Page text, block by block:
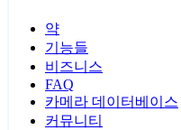
약
기능들
비즈니스
FAQ
카메라 데이터베이스
커뮤니티